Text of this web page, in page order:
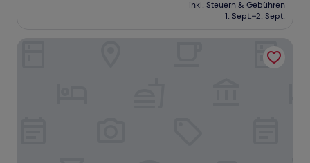
beträgt
inkl. Steuern & Gebühren
1. Sept.–2. Sept.